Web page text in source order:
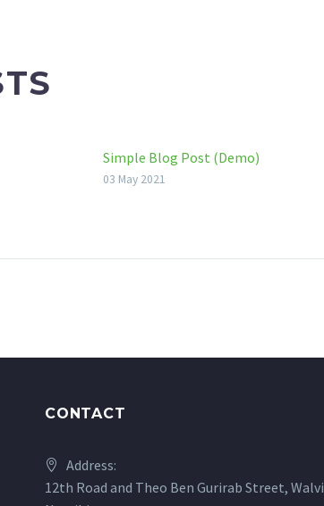
Simple Blog Post (Demo)
03 May 2021
CONTACT
Address:
12th Road and Theo Ben Gurirab Street,